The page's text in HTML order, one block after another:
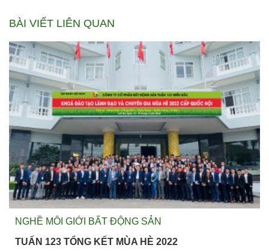
BÀI VIẾT LIÊN QUAN
NGHỀ MÔI GIỚI BẤT ĐỘNG SẢN
TUẤN 123 TỔNG KẾT MÙA HÈ 2022